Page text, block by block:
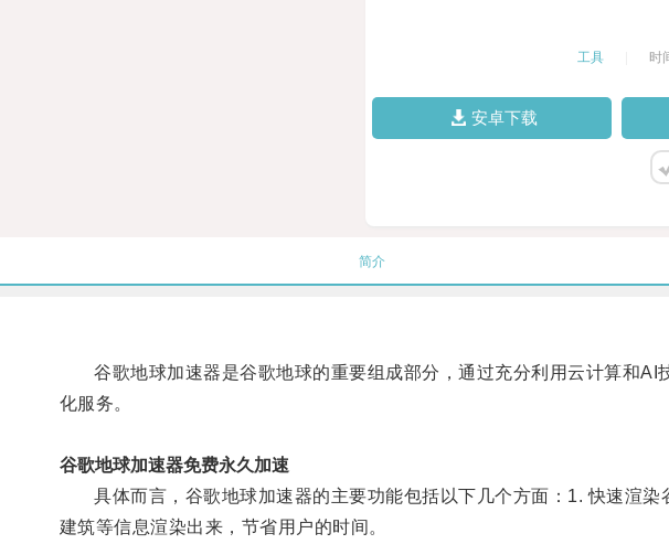
工具 时
安卓下载
简介
谷歌地球加速器是谷歌地球的重要组成部分，通过充分利用云计算和AI
化服务。
谷歌地球加速器免费永久加速
具体而言，谷歌地球加速器的主要功能包括以下几个方面：1. 快速渲染
建筑等信息渲染出来，节省用户的时间。